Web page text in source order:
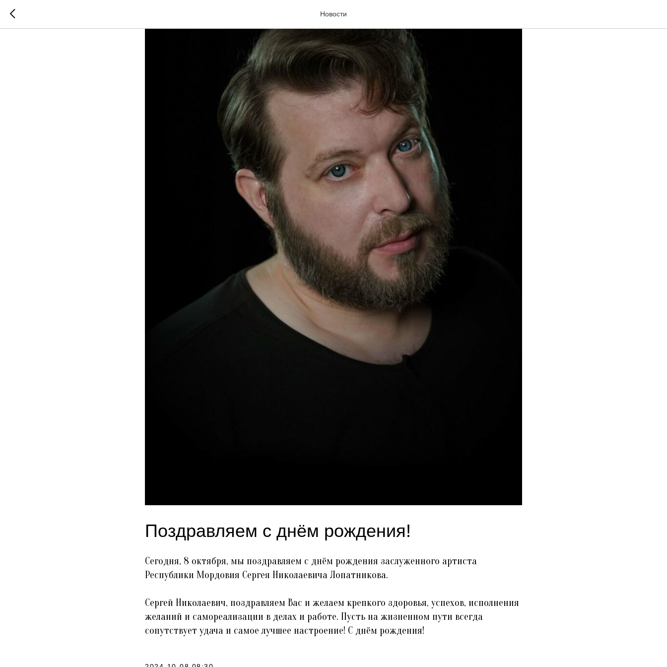
Новости
Поздравляем с днём рождения!
Сегодня, 8 октября, мы поздравляем с днём рождения заслуженного артиста
Республики Мордовия Сергея Николаевича Лопатникова.
Сергей Николаевич, поздравляем Вас и желаем крепкого здоровья, успехов, исполнения
желаний и самореализации в делах и работе. Пусть на жизненном пути всегда
сопутствует удача и самое лучшее настроение! С днём рождения!